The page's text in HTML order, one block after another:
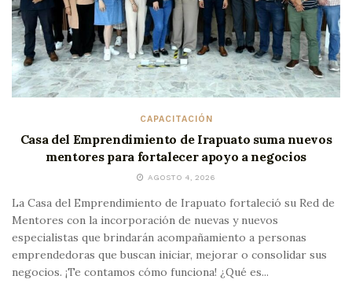
CAPACITACIÓN
Casa del Emprendimiento de Irapuato suma nuevos
mentores para fortalecer apoyo a negocios
AGOSTO 4, 2026
La Casa del Emprendimiento de Irapuato fortaleció su Red de
Mentores con la incorporación de nuevas y nuevos
especialistas que brindarán acompañamiento a personas
emprendedoras que buscan iniciar, mejorar o consolidar sus
negocios. ¡Te contamos cómo funciona! ¿Qué es...